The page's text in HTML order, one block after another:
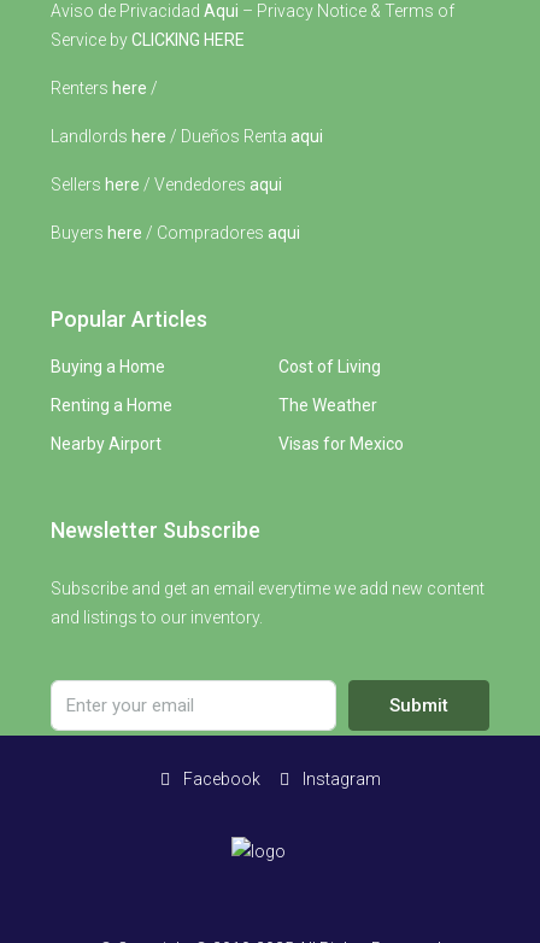
Aviso de Privacidad Aqui – Privacy Notice & Terms of
Service byCLICKING HERE
Renters here /
Landlords here / Dueños Renta aqui
Sellers here / Vendedores aqui
Buyers here / Compradores aqui
Popular Articles
Buying a Home
Renting a Home
Nearby Airport
Cost of Living
The Weather
Visas for Mexico
Newsletter Subscribe
Subscribe and get an email everytime we add new content
and listings to our inventory.
Submit
Facebook Instagram